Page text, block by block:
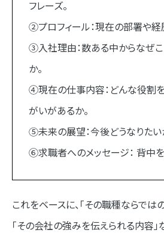
フレーズ。
②プロフィール：現在の部署や経
③入社理由：数ある中からなぜ
か。
④現在の仕事内容：どんな役割を
がいがあるか。
⑤未来の展望：今後どうなりたい
⑥求職者へのメッセージ： 背中を
これをベースに、「その職種ならでは
「その会社の強みを伝えられる内容」